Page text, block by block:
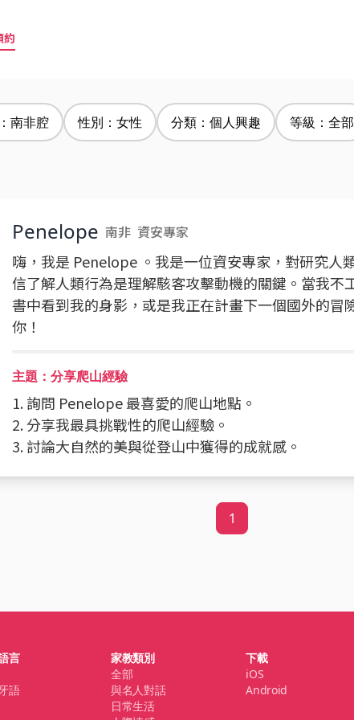
約
南非腔 性別：女性 分類：個人興趣 等級：全部
Penelope 南非 資安專家
嗨，我是 Penelope 。我是一位資安專家，對研究人
信了解人類行為是理解駭客攻擊動機的關鍵。當我不
書中看到我的身影，或是我正在計畫下一個國外的冒
你！
主題：分享爬山經驗
1. 詢問 Penelope 最喜愛的爬山地點。
2. 分享我最具挑戰性的爬山經驗。
3. 討論大自然的美與從登山中獲得的成就感。
1
言
語
家教類別
全部
與名人對話
日常生活
下載
iOS
Android